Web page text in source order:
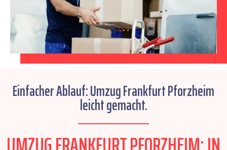
Einfacher Ablauf: Umzug Frankfurt Pforzheim
leicht gemacht.